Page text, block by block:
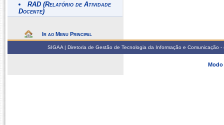
RAD (Relatório de Atividade
Docente)
Ir ao Menu Principal
SIGAA | Diretoria de Gestão de Tecnologia da Informação e
Modo